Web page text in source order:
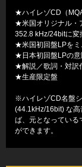
★ハイレゾCD（
★米国オリジナル・
352.8 kHz/24bitに変
★米国初回盤LPをミ
★日本初回盤LPの意
★解説／歌詞・対訳
★生産限定盤
※ハイレゾCD名盤
(44.1kHz/16bit) な
ば、元となっている
ができます。